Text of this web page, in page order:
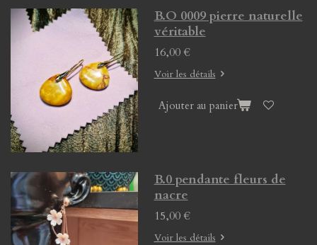
B.O 0009 pierre naturelle
véritable
16,00 €
Voir les détails
Ajouter au panier
B.0 pendante fleurs de
nacre
15,00 €
Voir les détails